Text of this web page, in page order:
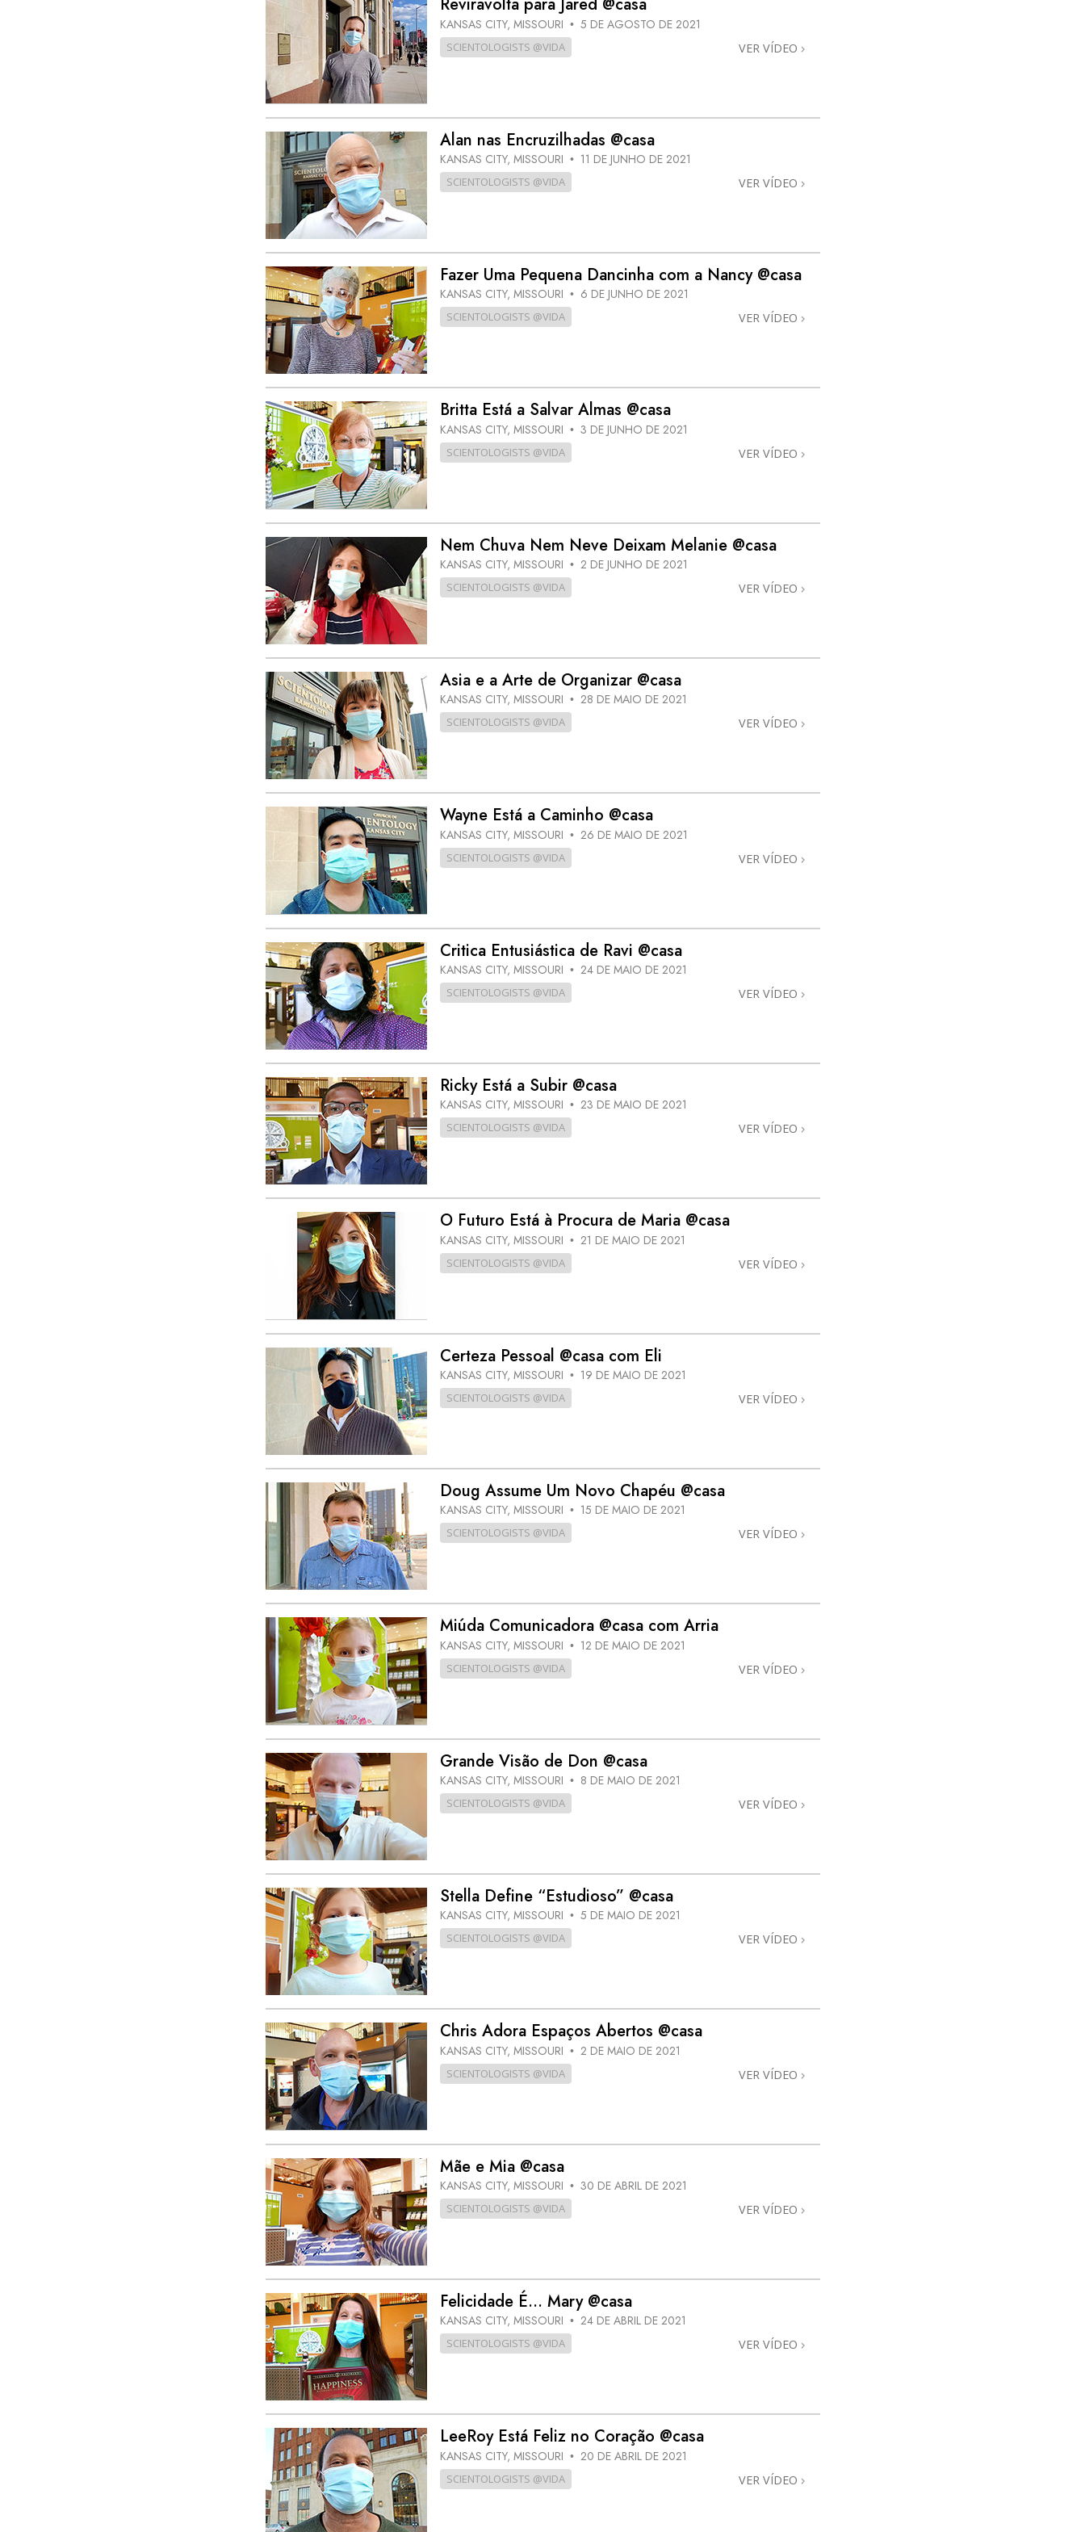
O que é a Grandeza?
Crianças
Ética e as Condições
Investigações
Metas e Objetivos
Reviravolta para Jared @casa
KANSAS CITY, MISSOURI • 5 DE AGOSTO DE 2021
SCIENTOLOGISTS @VIDA VER VÍDEO
Alan nas Encruzilhadas @casa
KANSAS CITY, MISSOURI • 11 DE JUNHO DE 2021
SCIENTOLOGISTS @VIDA VER VÍDEO
Fazer Uma Pequena Dancinha com a Nancy @casa
KANSAS CITY, MISSOURI • 6 DE JUNHO DE 2021
SCIENTOLOGISTS @VIDA VER VÍDEO
Britta Está a Salvar Almas @casa
KANSAS CITY, MISSOURI • 3 DE JUNHO DE 2021
SCIENTOLOGISTS @VIDA VER VÍDEO
Nem Chuva Nem Neve Deixam Melanie @casa
KANSAS CITY, MISSOURI • 2 DE JUNHO DE 2021
SCIENTOLOGISTS @VIDA VER VÍDEO
Asia e a Arte de Organizar @casa
KANSAS CITY, MISSOURI • 28 DE MAIO DE 2021
SCIENTOLOGISTS @VIDA VER VÍDEO
Wayne Está a Caminho @casa
KANSAS CITY, MISSOURI • 26 DE MAIO DE 2021
SCIENTOLOGISTS @VIDA VER VÍDEO
Critica Entusiástica de Ravi @casa
KANSAS CITY, MISSOURI • 24 DE MAIO DE 2021
SCIENTOLOGISTS @VIDA VER VÍDEO
Ricky Está a Subir @casa
KANSAS CITY, MISSOURI • 23 DE MAIO DE 2021
SCIENTOLOGISTS @VIDA VER VÍDEO
O Futuro Está à Procura de Maria @casa
KANSAS CITY, MISSOURI • 21 DE MAIO DE 2021
SCIENTOLOGISTS @VIDA VER VÍDEO
Certeza Pessoal @casa com Eli
KANSAS CITY, MISSOURI • 19 DE MAIO DE 2021
SCIENTOLOGISTS @VIDA VER VÍDEO
Doug Assume Um Novo Chapéu @casa
KANSAS CITY, MISSOURI • 15 DE MAIO DE 2021
SCIENTOLOGISTS @VIDA VER VÍDEO
Miúda Comunicadora @casa com Arria
KANSAS CITY, MISSOURI • 12 DE MAIO DE 2021
SCIENTOLOGISTS @VIDA VER VÍDEO
Grande Visão de Don @casa
KANSAS CITY, MISSOURI • 8 DE MAIO DE 2021
SCIENTOLOGISTS @VIDA VER VÍDEO
Stella Define “Estudioso” @casa
KANSAS CITY, MISSOURI • 5 DE MAIO DE 2021
SCIENTOLOGISTS @VIDA VER VÍDEO
Chris Adora Espaços Abertos @casa
KANSAS CITY, MISSOURI • 2 DE MAIO DE 2021
SCIENTOLOGISTS @VIDA VER VÍDEO
Mãe e Mia @casa
KANSAS CITY, MISSOURI • 30 DE ABRIL DE 2021
SCIENTOLOGISTS @VIDA VER VÍDEO
Felicidade É… Mary @casa
KANSAS CITY, MISSOURI • 24 DE ABRIL DE 2021
SCIENTOLOGISTS @VIDA VER VÍDEO
LeeRoy Está Feliz no Coração @casa
KANSAS CITY, MISSOURI • 20 DE ABRIL DE 2021
SCIENTOLOGISTS @VIDA VER VÍDEO